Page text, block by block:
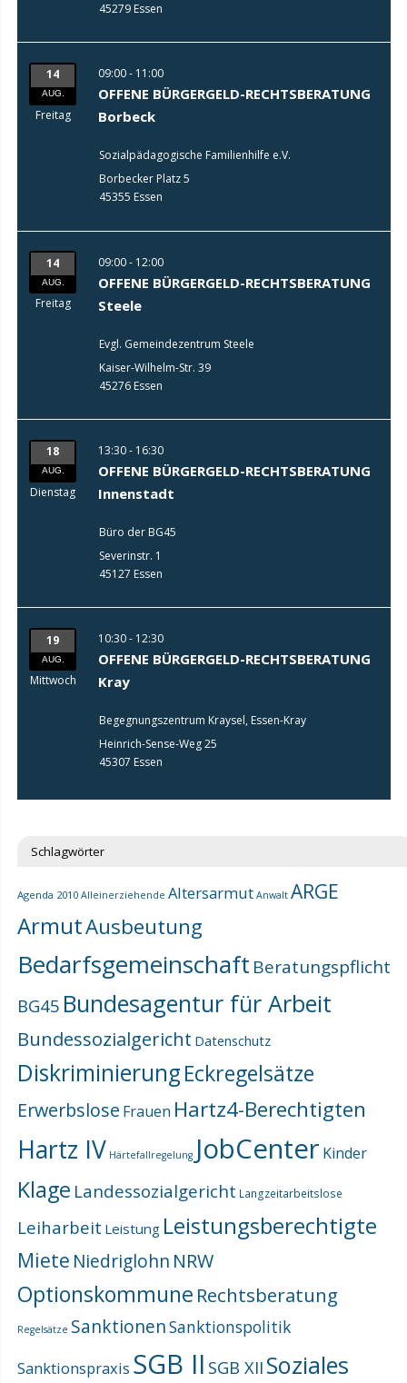
45279 Essen
14
AUG.
Freitag
09:00 - 11:00
OFFENE BÜRGERGELD-RECHTSBERATUNG
Borbeck
Sozialpädagogische Familienhilfe e.V.
Borbecker Platz 5
45355 Essen
14
AUG.
Freitag
09:00 - 12:00
OFFENE BÜRGERGELD-RECHTSBERATUNG
Steele
Evgl. Gemeindezentrum Steele
Kaiser-Wilhelm-Str. 39
45276 Essen
18
AUG.
Dienstag
13:30 - 16:30
OFFENE BÜRGERGELD-RECHTSBERATUNG
Innenstadt
Büro der BG45
Severinstr. 1
45127 Essen
19
AUG.
Mittwoch
10:30 - 12:30
OFFENE BÜRGERGELD-RECHTSBERATUNG
Kray
Begegnungszentrum Kraysel, Essen-Kray
Heinrich-Sense-Weg 25
45307 Essen
Schlagwörter
Agenda 2010 Alleinerziehende Altersarmut Anwalt ARGE
ArmutAusbeutung
Bedarfsgemeinschaft Beratungspflicht
BG45 Bundesagentur für Arbeit
Bundessozialgericht Datenschutz
DiskriminierungEckregelsätze
Erwerbslose Frauen Hartz4-Berechtigten
Hartz IV Härtefallregelung JobCenter Kinder
Klage Landessozialgericht Langzeitarbeitslose
Leiharbeit Leistung Leistungsberechtigte
Miete Niedriglohn NRW
Optionskommune Rechtsberatung
Regelsätze SanktionenSanktionspolitik
Sanktionspraxis SGB II SGB XII Soziales